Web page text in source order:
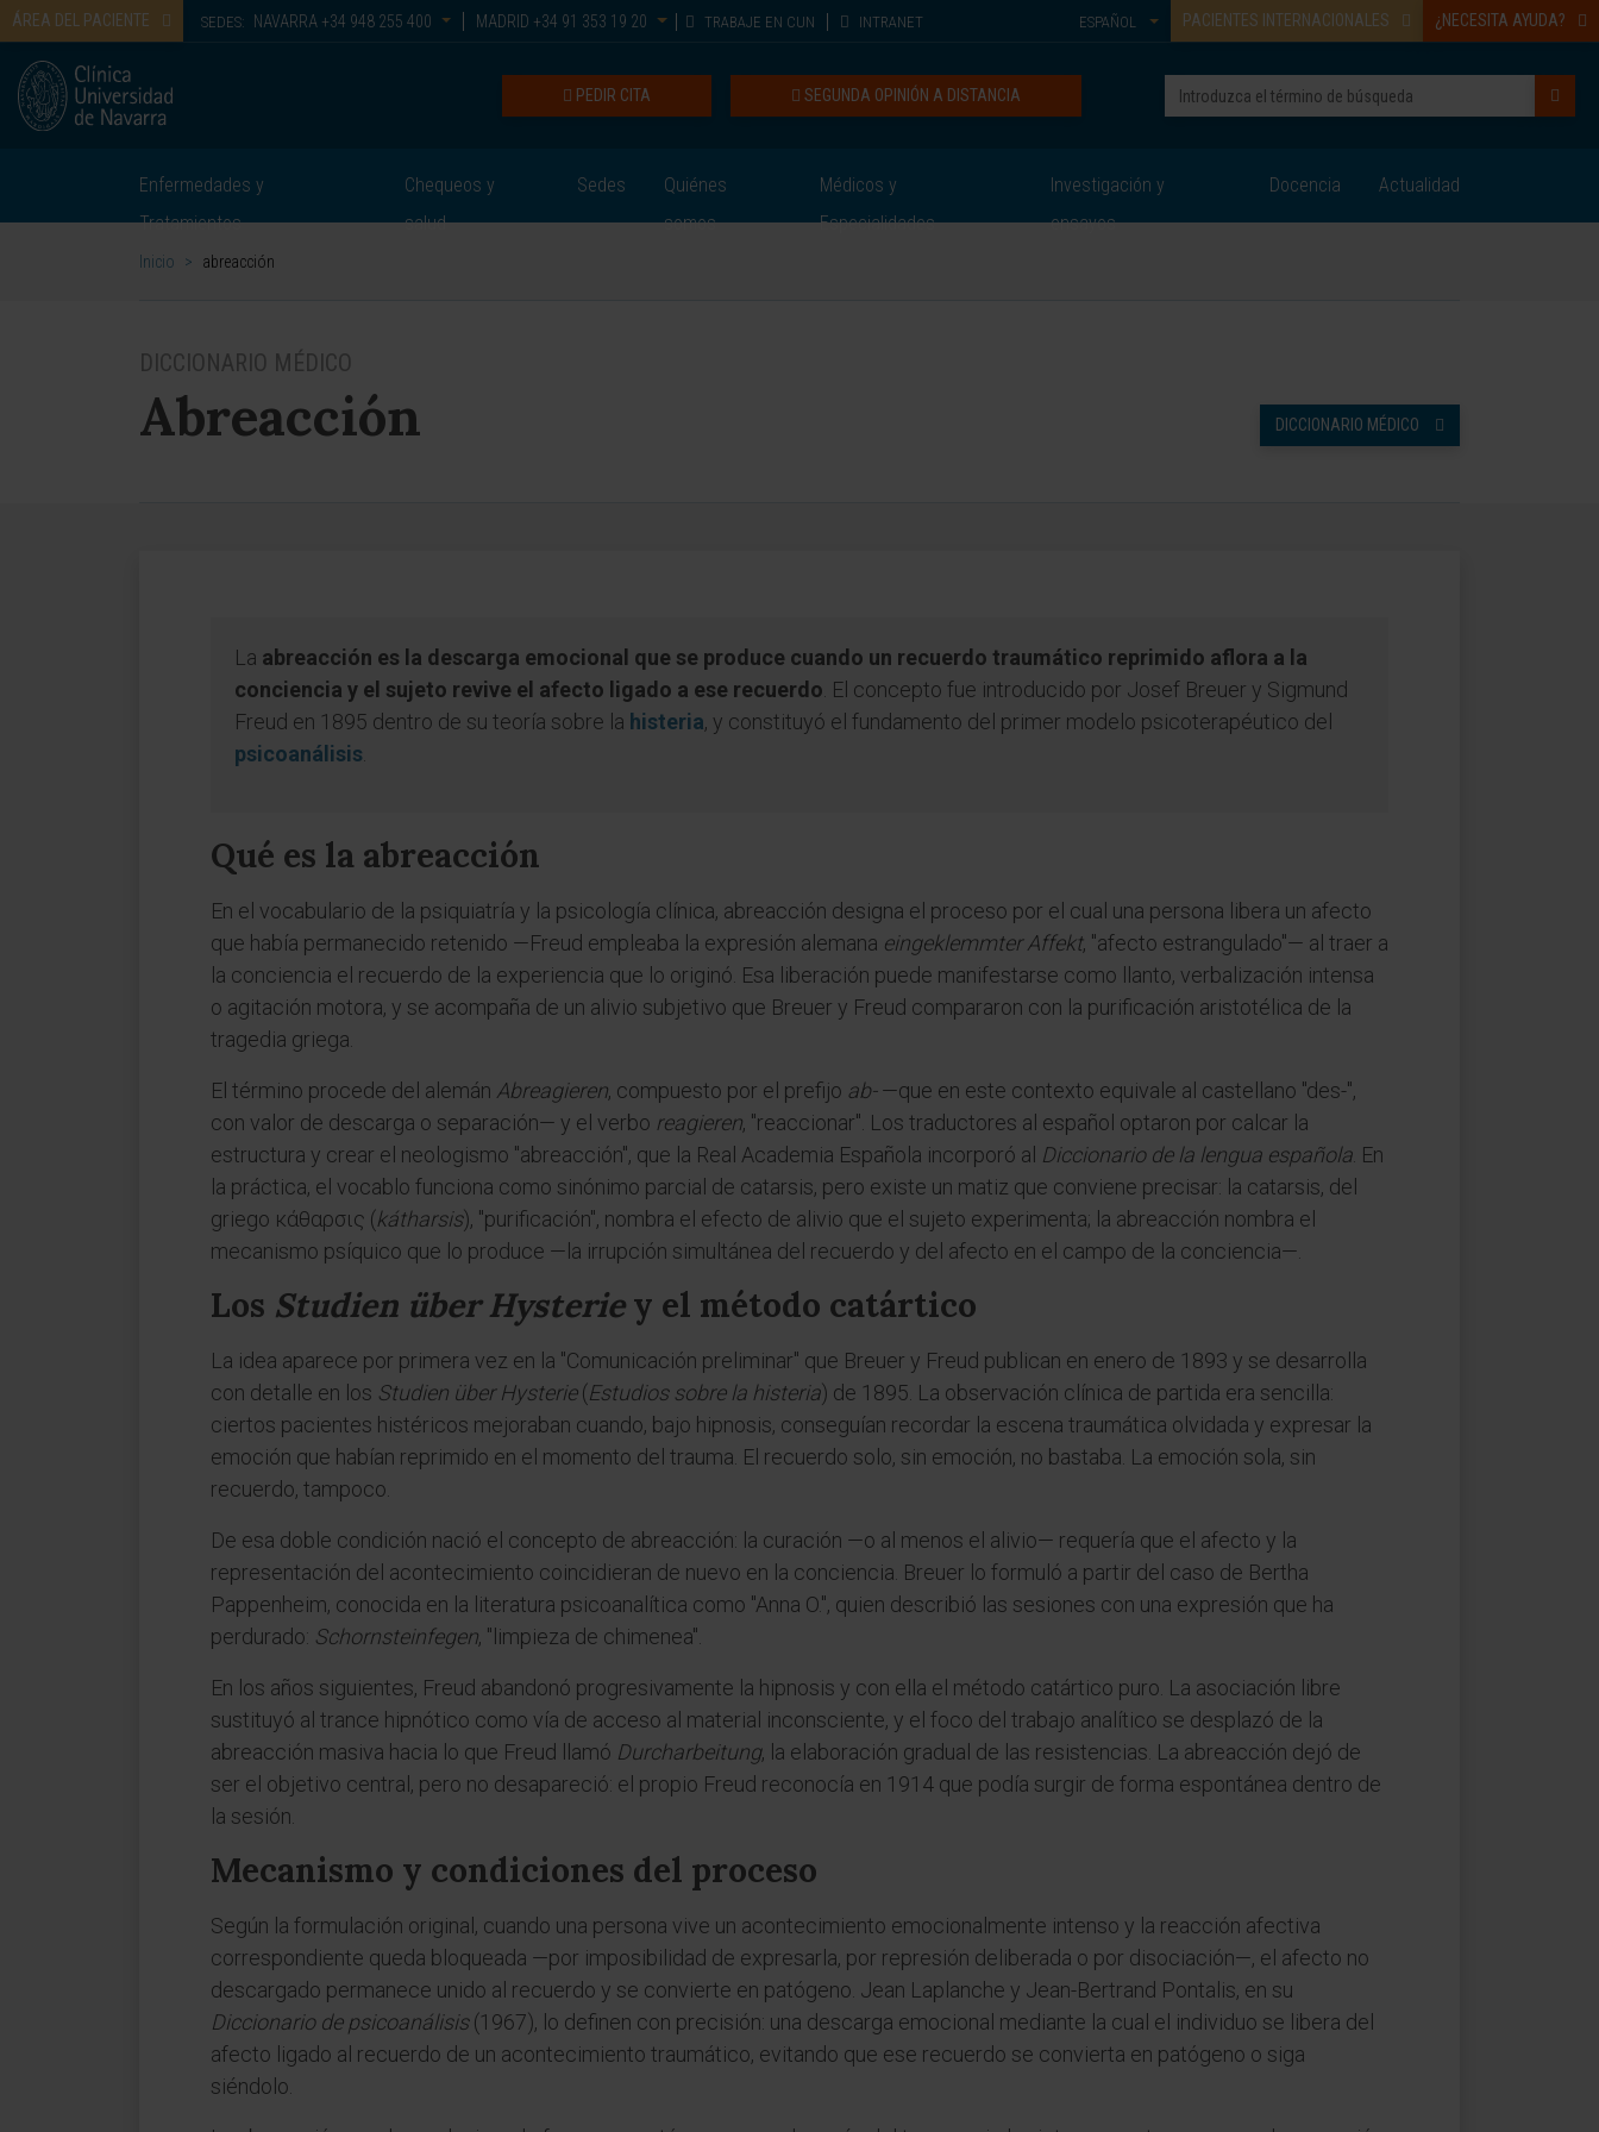
ÁREA DEL PACIENTE SEDES: NAVARRA +34 948 255 400 MADRID +34 91 353 19 20 TRABAJE EN CUN INTRANET PACIENTES INTERNACIONALES ¿NECESITA AYUDA?
ESPAÑOL
SEGUNDA OPINIÓN A DISTANCIA
PEDIR CITA
Enfermedades y
Tratamientos
Chequeos y
salud
Sedes
Quiénes
somos
Médicos y
Especialidades
Investigación y
ensayos
Docencia Actualidad
Inicio > abreacción
DICCIONARIO MÉDICO
Abreacción DICCIONARIO MÉDICO
La abreacción es la descarga emocional que se produce cuando un recuerdo traumático reprimido aflora a la
conciencia y el sujeto revive el afecto ligado a ese recuerdo . El concepto fue introducido por Josef Breuer y Sigmund
Freud en 1895 dentro de su teoría sobre la histeria, y constituyó el fundamento del primer modelo psicoterapéutico del
psicoanálisis
Qué es la abreacción
En el vocabulario de la psiquiatría y la psicología clínica, abreacción designa el proceso por el cual una persona libera un afecto
que había permanecido retenido —Freud empleaba la expresión alemana eingeklemmter Affekt, "afecto estrangulado"— al traer a
la conciencia el recuerdo de la experiencia que lo originó. Esa liberación puede manifestarse como llanto, verbalización intensa
o agitación motora, y se acompaña de un alivio subjetivo que Breuer y Freud compararon con la purificación aristotélica de la
tragedia griega.
El término procede del alemán Abreagieren, compuesto por el prefijo ab-—que en este contexto equivale al castellano "des-",
con valor de descarga o separación— y el verbo reagieren, "reaccionar". Los traductores al español optaron por calcar la
estructura y crear el neologismo "abreacción", que la Real Academia Española incorporó al Diccionario de la lengua española . En
la práctica, el vocablo funciona como sinónimo parcial de catarsis, pero existe un matiz que conviene precisar: la catarsis, del
griego κάθαρσις (kátharsis), "purificación", nombra el efecto de alivio que el sujeto experimenta; la abreacción nombra el
mecanismo psíquico que lo produce —la irrupción simultánea del recuerdo y del afecto en el campo de la conciencia—.
Los Studien über Hysteriey el método catártico
La idea aparece por primera vez en la "Comunicación preliminar" que Breuer y Freud publican en enero de 1893 y se desarrolla
con detalle en los Studien über Hysterie(Estudios sobre la histeria) de 1895. La observación clínica de partida era sencilla:
ciertos pacientes histéricos mejoraban cuando, bajo hipnosis, conseguían recordar la escena traumática olvidada y expresar la
emoción que habían reprimido en el momento del trauma. El recuerdo solo, sin emoción, no bastaba. La emoción sola, sin
recuerdo, tampoco.
De esa doble condición nació el concepto de abreacción: la curación —o al menos el alivio— requería que el afecto y la
representación del acontecimiento coincidieran de nuevo en la conciencia. Breuer lo formuló a partir del caso de Bertha
Pappenheim, conocida en la literatura psicoanalítica como "Anna O.", quien describió las sesiones con una expresión que ha
perdurado: Schornsteinfegen, "limpieza de chimenea".
En los años siguientes, Freud abandonó progresivamente la hipnosis y con ella el método catártico puro. La asociación libre
sustituyó al trance hipnótico como vía de acceso al material inconsciente, y el foco del trabajo analítico se desplazó de la
abreacción masiva hacia lo que Freud llamó Durcharbeitung, la elaboración gradual de las resistencias. La abreacción dejó de
ser el objetivo central, pero no desapareció: el propio Freud reconocía en 1914 que podía surgir de forma espontánea dentro de
la sesión.
Mecanismo y condiciones del proceso
Según la formulación original, cuando una persona vive un acontecimiento emocionalmente intenso y la reacción afectiva
correspondiente queda bloqueada —por imposibilidad de expresarla, por represión deliberada o por disociación—, el afecto no
descargado permanece unido al recuerdo y se convierte en patógeno. Jean Laplanche y Jean-Bertrand Pontalis, en su
Diccionario de psicoanálisis(1967), lo definen con precisión: una descarga emocional mediante la cual el individuo se libera del
afecto ligado al recuerdo de un acontecimiento traumático, evitando que ese recuerdo se convierta en patógeno o siga
siéndolo.